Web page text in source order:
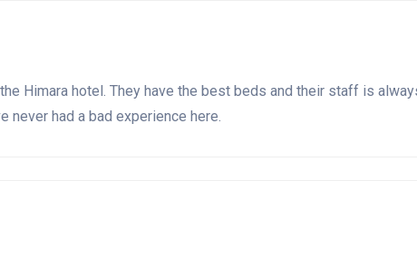
Himara hotel. They have the best beds and their staff is
never had a bad experience here.